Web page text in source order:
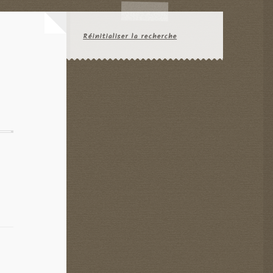
Réinitialiser la recherche